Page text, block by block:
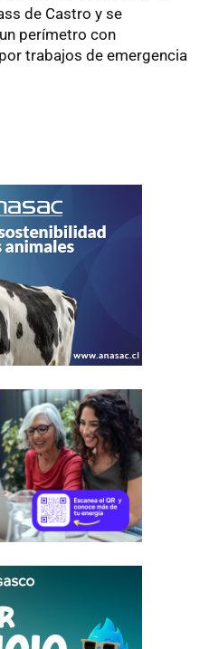
de Castro y se
perímetro con
trabajos de emergencia